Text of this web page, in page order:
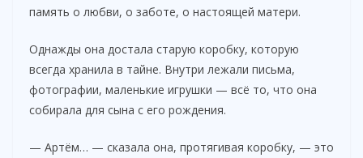
память о любви, о заботе, о настоящей матери.
Однажды она достала старую коробку, которую
всегда хранила в тайне. Внутри лежали письма,
фотографии, маленькие игрушки — всё то, что она
собирала для сына с его рождения.
— Артём… — сказала она, протягивая коробку, — это